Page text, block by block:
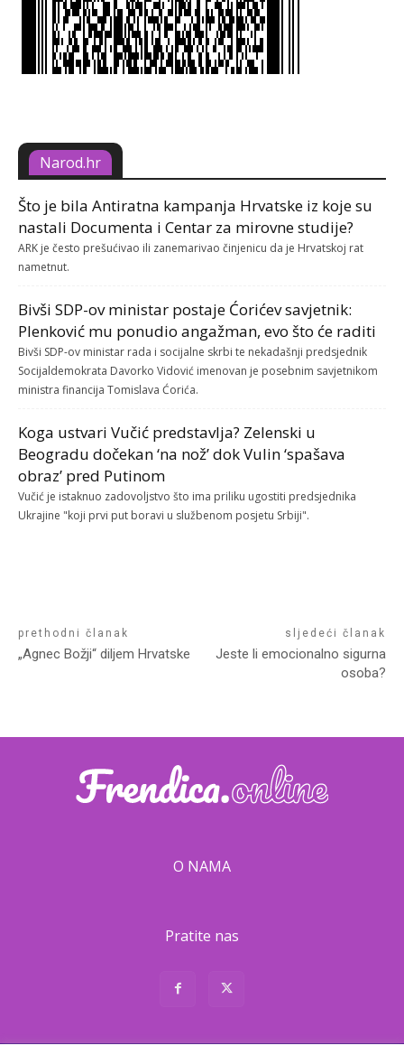
Narod.hr
Što je bila Antiratna kampanja Hrvatske iz koje su
nastali Documenta i Centar za mirovne studije?
ARK je često prešućivao ili zanemarivao činjenicu da je Hrvatskoj rat
nametnut.
Bivši SDP-ov ministar postaje Ćorićev savjetnik:
Plenković mu ponudio angažman, evo što će raditi
Bivši SDP-ov ministar rada i socijalne skrbi te nekadašnji predsjednik
Socijaldemokrata Davorko Vidović imenovan je posebnim savjetnikom
ministra financija Tomislava Ćorića.
Koga ustvari Vučić predstavlja? Zelenski u
Beogradu dočekan ‘na nož’ dok Vulin ‘spašava
obraz’ pred Putinom
Vučić je istaknuo zadovoljstvo što ima priliku ugostiti predsjednika
Ukrajine "koji prvi put boravi u službenom posjetu Srbiji".
prethodni članak
„Agnec Božji“ diljem Hrvatske
sljedeći članak
Jeste li emocionalno sigurna
osoba?
O NAMA
Pratite nas